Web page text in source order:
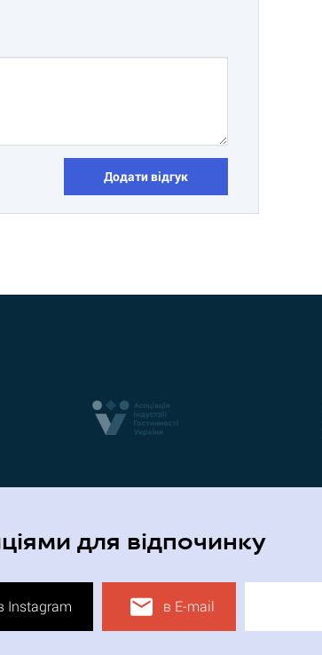
Додати відгук
для відпочинку
Instagram в E-mail